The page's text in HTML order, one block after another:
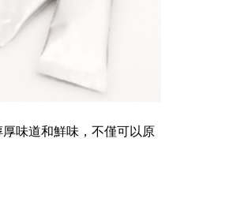
味道和鮮味，不僅可以原